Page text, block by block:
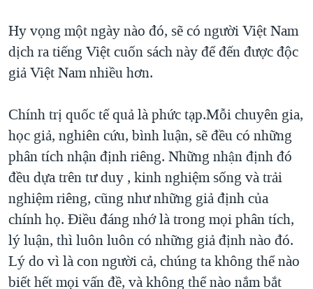
Hy vọng một ngày nào đó, sẽ có người Việt Nam
dịch ra tiếng Việt cuốn sách này để đến được độc
giả Việt Nam nhiều hơn.
Chính trị quốc tế quả là phức tạp.Mỗi chuyên gia,
học giả, nghiên cứu, bình luận, sẽ đều có những
phân tích nhận định riêng. Những nhận định đó
đều dựa trên tư duy , kinh nghiệm sống và trải
nghiệm riêng, cũng như những giả định của
chính họ. Điều đáng nhớ là trong mọi phân tích,
lý luận, thì luôn luôn có những giả định nào đó.
Lý do vì là con người cả, chúng ta không thể nào
biết hết mọi vấn đề, và không thể nào nắm bắt